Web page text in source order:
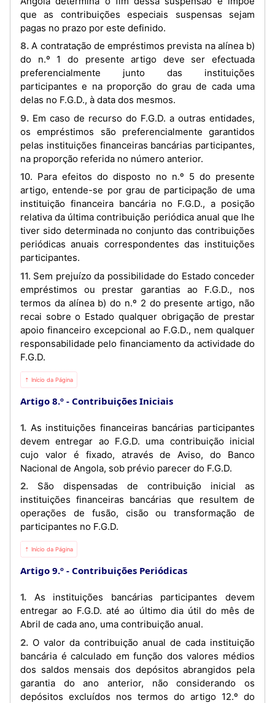
que as contribuições especiais suspensas sejam
pagas no prazo por este definido.
8. A contratação de empréstimos prevista na alínea b)
do n.º 1 do presente artigo deve ser efectuada
preferencialmente junto das instituições
participantes e na proporção do grau de cada uma
delas no F.G.D., à data dos mesmos.
9. Em caso de recurso do F.G.D. a outras entidades,
os empréstimos são preferencialmente garantidos
pelas instituições financeiras bancárias participantes,
na proporção referida no número anterior.
10. Para efeitos do disposto no n.º 5 do presente
artigo, entende-se por grau de participação de uma
instituição financeira bancária no F.G.D., a posição
relativa da última contribuição periódica anual que lhe
tiver sido determinada no conjunto das contribuições
periódicas anuais correspondentes das instituições
participantes.
11. Sem prejuízo da possibilidade do Estado conceder
empréstimos ou prestar garantias ao F.G.D., nos
termos da alínea b) do n.º 2 do presente artigo, não
recai sobre o Estado qualquer obrigação de prestar
apoio financeiro excepcional ao F.G.D., nem qualquer
responsabilidade pelo financiamento da actividade do
F.G.D.
⇡ Início da Página
Artigo 8.º Contribuições Iniciais
1. As instituições financeiras bancárias participantes
devem entregar ao F.G.D. uma contribuição inicial
cujo valor é fixado, através de Aviso, do Banco
Nacional de Angola, sob prévio parecer do F.G.D.
2. São dispensadas de contribuição inicial as
instituições financeiras bancárias que resultem de
operações de fusão, cisão ou transformação de
participantes no F.G.D.
⇡ Início da Página
Artigo 9.º Contribuições Periódicas
1. As instituições bancárias participantes devem
entregar ao F.G.D. até ao último dia útil do mês de
Abril de cada ano, uma contribuição anual.
2. O valor da contribuição anual de cada instituição
bancária é calculado em função dos valores médios
dos saldos mensais dos depósitos abrangidos pela
garantia do ano anterior, não considerando os
depósitos excluídos nos termos do artigo 12.º do